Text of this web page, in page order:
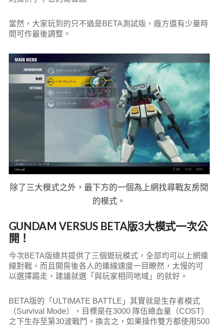
當然，大家玩到的只不過是BETA測試版，廠方還有少量時
間可作最後調整。
除了三大模式之外，最下方的一個為上網找尋戰友房間
的模式。
GUNDAM VERSUS BETA版3大模式一次公
開！
今次BETA版總共提供了三個遊玩模式，全部均可以上網連
線對戰，而且開房後各人的連線速度一目瞭然，太慢的可
以選擇踢走，建議就選「與玩家相同地域」的就好。
BETA版的「ULTIMATE BATTLE」其實就是生存者模式
（Survival Mode），目標是在3000 隊伍總血量（COST）
之下生存至第30波戰鬥。換言之，如果操作雙方都使用500